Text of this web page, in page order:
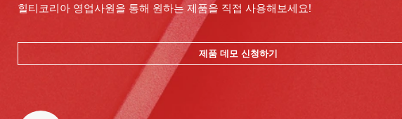
힐티코리아 영업사원을 통해 원하는 제품을 직접 사용해보세요!
제품 데모 신청하기